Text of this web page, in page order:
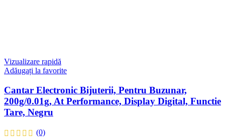
Vizualizare rapidă
Adăugați la favorite
Cantar Electronic Bijuterii, Pentru Buzunar,
200g/0.01g, At Performance, Display Digital, Functie
Tare, Negru
(0)